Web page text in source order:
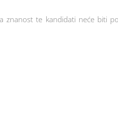
te kandidati neće biti